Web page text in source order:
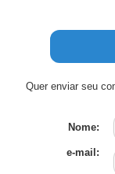
Quer enviar seu
Nome:
e-mail: